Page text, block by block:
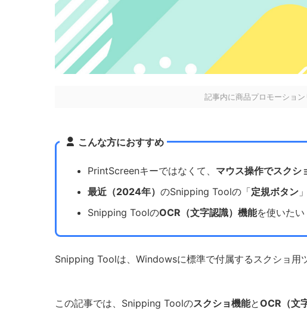
記事内に商品プロモーショ
こんな方におすすめ
PrintScreenキーではなくて、 マウス操作でスクシ
最近（2024年） のSnipping Toolの「定規ボタン
Snipping ToolのOCR（文字認識）機能を使いたい
Snipping Toolは、Windowsに標準で付属するスクショ用
この記事では、Snipping Toolのスクショ機能とOCR（文